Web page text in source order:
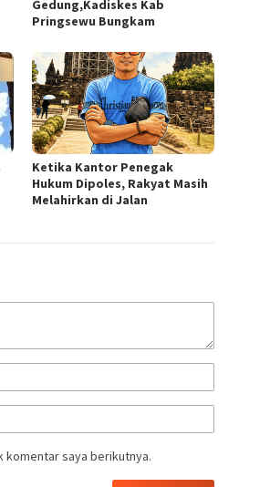
Gedung,Kadiskes Kab
Pringsewu Bungkam
Ketika Kantor Penegak
Hukum Dipoles, Rakyat Masih
Melahirkan di Jalan
komentar saya berikutnya.